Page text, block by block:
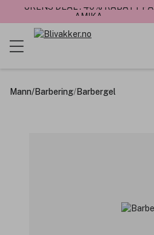
UKENS DEAL : 40% RABATT PÅ
AMIKA
Mann/Barbering/Barbergel